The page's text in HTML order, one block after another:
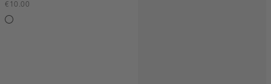
€10.00
Silver